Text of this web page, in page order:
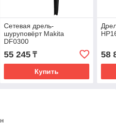
Сетевая дрель-
шуруповёрт Makita
DF0300
55 245₸
Купить
58